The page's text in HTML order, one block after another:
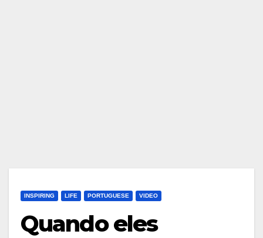
INSPIRING LIFE PORTUGUESE VIDEO
Quando eles